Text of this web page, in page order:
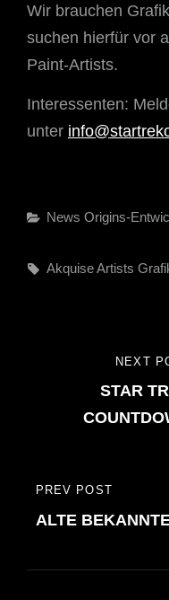
Wir brauchen
suchen hierfür vor
Paint-Artists.
Interessenten:
unter
Categories
News Origins-
Tags,
AkquiseArtists
PREVIOUS
POST
PREV POST
ALTE
NEXT
STAR